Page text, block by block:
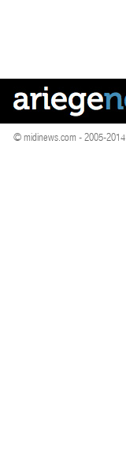
© midinews.com - 2005-2014